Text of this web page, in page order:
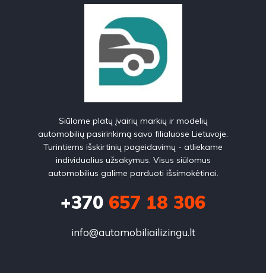
Siūlome platų įvairių markių ir modelių
automobilių pasirinkimą savo filialuose Lietuvoje.
Turintiems išskirtinių pageidavimų - atliekame
individualius užsakymus. Visus siūlomus
automobilius galime parduoti išsimokėtinai.
+370 657 18 306
info@automobiliailizingu.lt